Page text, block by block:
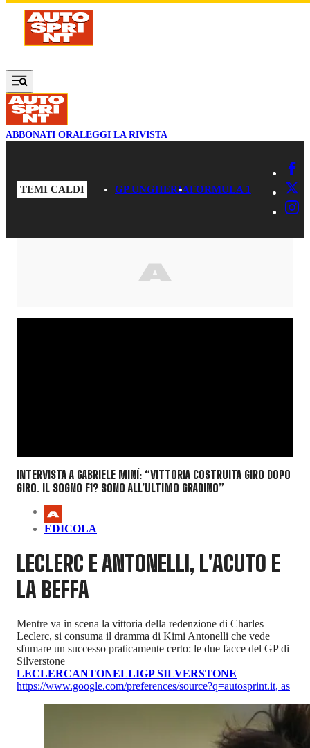
Vai al contenuto principale
ABBONATI ORALEGGI LA RIVISTA
TEMI CALDI GP UNGHERIAFORMULA 1
INTERVISTA A GABRIELE MINÍ: “VITTORIA COSTRUITA GIRO DOPO
GIRO. IL SOGNO F1? SONO ALL’ULTIMO GRADINO”
EDICOLA
LECLERC E ANTONELLI, L'ACUTO E
LA BEFFA
Mentre va in scena la vittoria della redenzione di Charles
Leclerc, si consuma il dramma di Kimi Antonelli che vede
sfumare un successo praticamente certo: le due facce del GP di
Silverstone
LECLERCANTONELLIGP SILVERSTONE
https://www.google.com/preferences/source?q=autosprint.it, as